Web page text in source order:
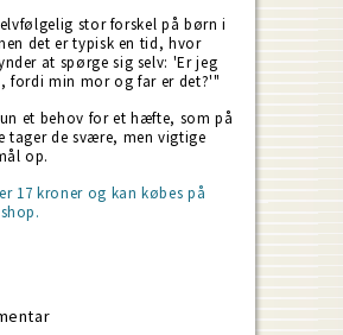
stor forskel på børn i
det er typisk en tid, hvor
at spørge sig selv: 'Er jeg
fordi min mor og far er det?'"
et behov for et hæfte, som på
tager de svære, men vigtige
op.
17 kroner og kan købes på